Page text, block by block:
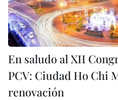
En saludo al XII
PCV: Ciudad Ho Chi
renovación